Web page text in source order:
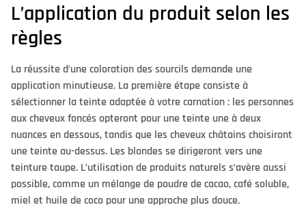
L’application du produit selon les
règles
La réussite d’une coloration des sourcils demande une
application minutieuse. La première étape consiste à
sélectionner la teinte adaptée à votre carnation : les personnes
aux cheveux foncés opteront pour une teinte une à deux
nuances en dessous, tandis que les cheveux châtains choisiront
une teinte au-dessus. Les blondes se dirigeront vers une
teinture taupe. L’utilisation de produits naturels s’avère aussi
possible, comme un mélange de poudre de cacao, café soluble,
miel et huile de coco pour une approche plus douce.